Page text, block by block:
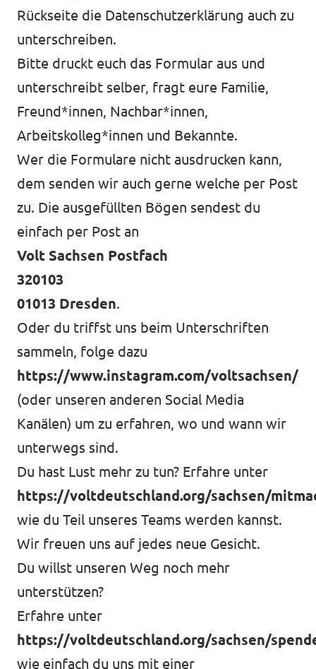
Rückseite die Datenschutzerklärung auch zu
unterschreiben.
Bitte druckt euch das Formular aus und
unterschreibt selber, fragt eure Familie,
Freund*innen, Nachbar*innen,
Arbeitskolleg*innen und Bekannte.
Wer die Formulare nicht ausdrucken kann,
dem senden wir auch gerne welche per Post
zu. Die ausgefüllten Bögen sendest du
einfach per Post an
Volt Sachsen Postfach
320103
01013 Dresden.
Oder du triffst uns beim Unterschriften
sammeln, folge dazu
https://www.instagram.com/voltsachsen/
(oder unseren anderen Social Media
Kanälen) um zu erfahren, wo und wann wir
unterwegs sind.
Du hast Lust mehr zu tun? Erfahre unter
https://voltdeutschland.org/sachsen/
wie du Teil unseres Teams werden kannst.
Wir freuen uns auf jedes neue Gesicht.
Du willst unseren Weg noch mehr
unterstützen?
Erfahre unter
https://voltdeutschland.org/sachsen/
wie einfach du uns mit einer